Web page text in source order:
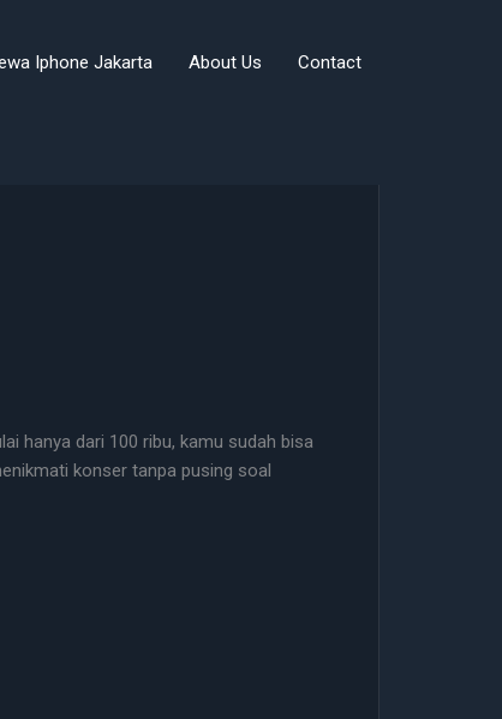
Iphone Jakarta About Us Contact
hanya dari 100 ribu, kamu sudah bisa
konser tanpa pusing soal